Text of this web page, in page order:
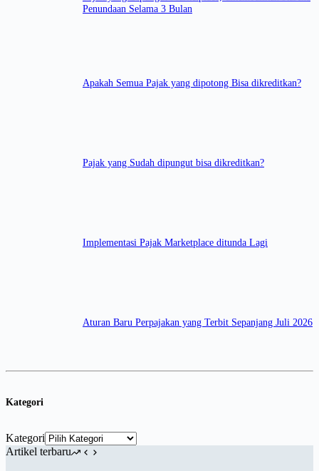
Penundaan Selama 3 Bulan
Apakah Semua Pajak yang dipotong Bisa dikreditkan?
Pajak yang Sudah dipungut bisa dikreditkan?
Implementasi Pajak Marketplace ditunda Lagi
Aturan Baru Perpajakan yang Terbit Sepanjang Juli 2026
Kategori
Kategori
Artikel terbaru